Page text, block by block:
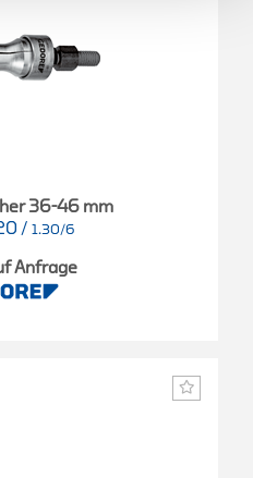
36-46 mm
/ 1.30/6
Anfrage